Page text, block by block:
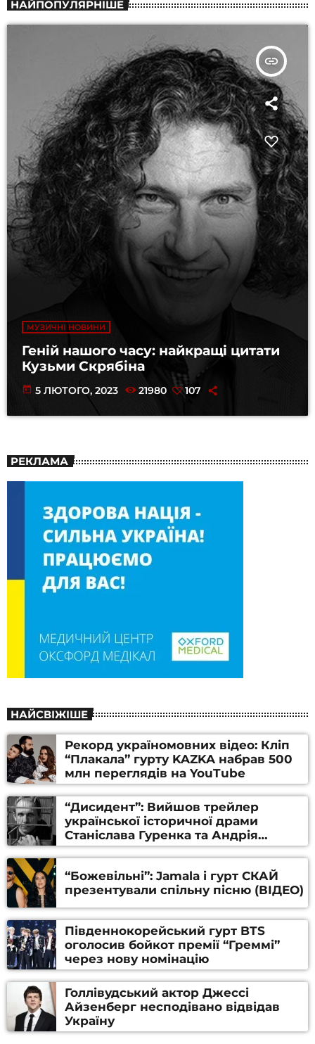
НАЙПОПУЛЯРНІШЕ
insert_link
МУЗИЧНІ НОВИНИ
Геній нашого часу: найкращі цитати
Кузьми Скрябіна
today 5 ЛЮТОГО, 2023 21980 107
РЕКЛАМА
НАЙСВІЖІШЕ
Рекорд україномовних відео: Кліп
“Плакала” гурту KAZKA набрав 500
млн переглядів на YouTube
“Дисидент”: Вийшов трейлер
української історичної драми
Станіслава Гуренка та Андрія
Алфьорова (ВІДЕО)
“Божевільні”: Jamala і гурт СКАЙ
презентували спільну пісню (ВІДЕО)
Південнокорейський гурт BTS
оголосив бойкот премії “Греммі”
через нову номінацію
Голлівудський актор Джессі
Айзенберг несподівано відвідав
Україну